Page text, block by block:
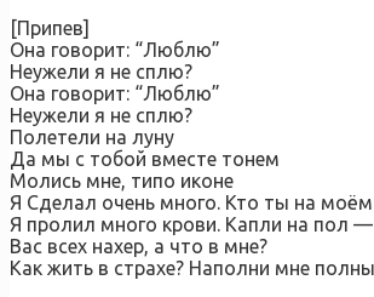
[Припев]
Она говорит: “Люблю”
Неужели я не сплю?
Она говорит: “Люблю”
Неужели я не сплю?
Полетели на луну
Да мы с тобой вместе тонем
Молись мне, типо иконе
Я Сделал очень много. Кто ты на
Я пролил много крови. Капли на пол
Вас всех нахер, а что в мне?
Как жить в страхе? Наполни мне